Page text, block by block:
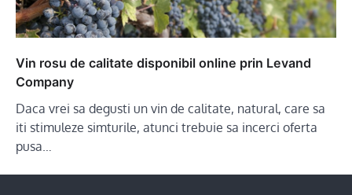
Vin rosu de calitate disponibil online prin Levand
Company
Daca vrei sa degusti un vin de calitate, natural, care sa
iti stimuleze simturile, atunci trebuie sa incerci oferta
pusa…